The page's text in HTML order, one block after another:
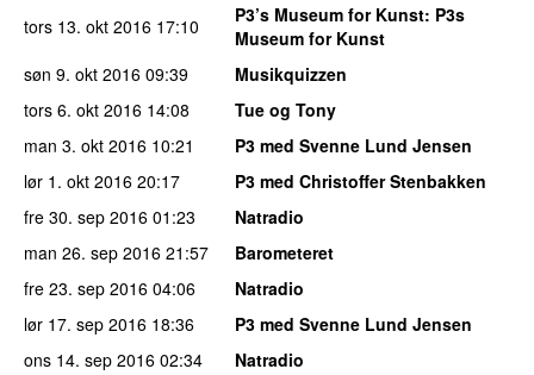
tors 13. okt 2016 17:10 P3’s Museum for Kunst: P3s
Museum for Kunst
søn 9. okt 2016 09:39
Musikquizzen
tors 6. okt 2016 14:08
Tue og Tony
man 3. okt 2016 10:21
P3 med Svenne Lund Jensen
lør 1. okt 2016 20:17
P3 med Christoffer Stenbakken
fre 30. sep 2016 01:23
Natradio
man 26. sep 2016 21:57
Barometeret
fre 23. sep 2016 04:06
Natradio
lør 17. sep 2016 18:36
P3 med Svenne Lund Jensen
ons 14. sep 2016 02:34
Natradio